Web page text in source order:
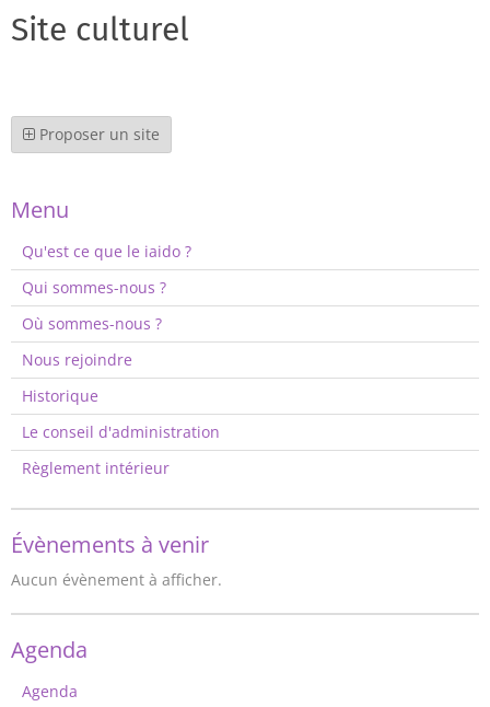
Site culturel
Proposer un site
Menu
Qu'est ce que le iaido ?
Qui sommes-nous ?
Où sommes-nous ?
Nous rejoindre
Historique
Le conseil d'administration
Règlement intérieur
Évènements à venir
Aucun évènement à afficher.
Agenda
Agenda